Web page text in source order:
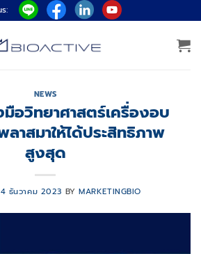
NEWS
มือวิทยาศาสตร์เครื่องอบ
าสมาให้ได้ประสิทธิภาพ
สูงสุด
4 ธันวาคม 2023 BYMARKETINGBIO